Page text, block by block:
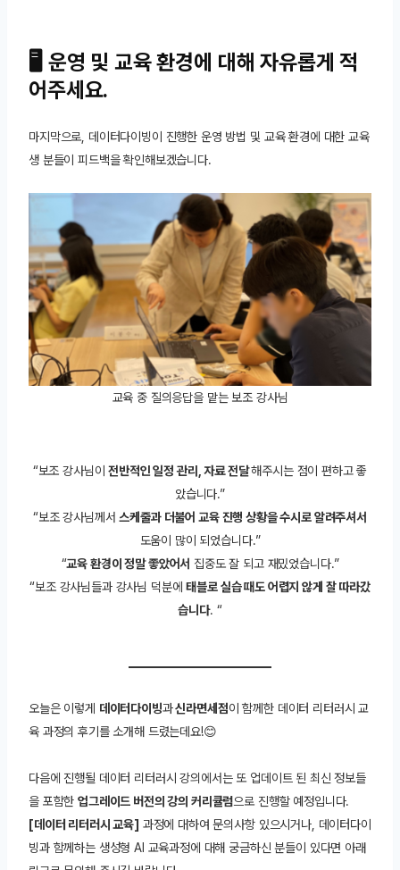
🖥️ 운영 및 교육 환경에 대해 자유롭게 적
어주세요.
마지막으로, 데이터다이빙이 진행한 운영 방법 및 교육 환경에 대한 교육
생 분들이 피드백을 확인해보겠습니다.
교육 중 질의응답을 맡는 보조 강사님
“보조 강사님이전반적인 일정 관리, 자료 전달해주시는 점이 편하고 좋
았습니다.”
“보조 강사님께서스케줄과 더불어 교육 진행 상황을 수시로 알려주셔서
도움이 많이 되었습니다.”
“교육 환경이 정말 좋았어서 집중도 잘 되고 재밌었습니다.”
“보조 강사님들과 강사님 덕분에태블로 실습 때도 어렵지 않게 잘 따라갔
습니다. “
오늘은 이렇게 데이터다이빙과신라면세점이 함께한 데이터 리터러시 교
육 과정의 후기를 소개해 드렸는데요!😊
다음에 진행될 데이터 리터러시 강의에서는 또 업데이트 된 최신 정보들
을 포함한업그레이드 버전의 강의 커리큘럼으로 진행할 예정입니다.
[데이터 리터러시 교육] 과정에 대하여 문의사항 있으시거나, 데이터다이
빙과 함께하는 생성형 AI 교육과정에 대해 궁금하신 분들이 있다면 아래